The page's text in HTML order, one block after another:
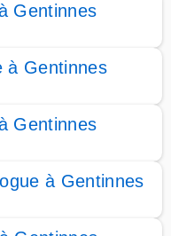
Gentinnes
à Gentinnes
Gentinnes
à Gentinnes